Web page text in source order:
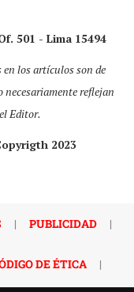
501 - Lima 15494
los artículos son de
necesariamente reflejan
Editor.
2023
| PUBLICIDAD |
DE ÉTICA |